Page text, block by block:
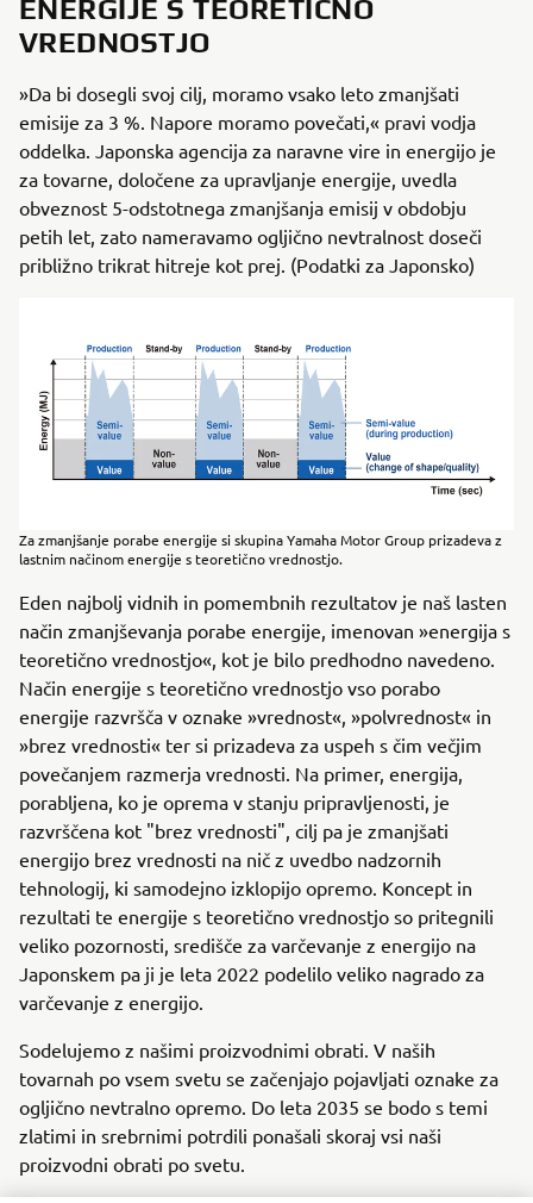
ENERGIJE S TEORETIČNO
VREDNOSTJO
»Da bi dosegli svoj cilj, moramo vsako leto zmanjšati
emisije za 3 %. Napore moramo povečati,« pravi vodja
oddelka. Japonska agencija za naravne vire in energijo je
za tovarne, določene za upravljanje energije, uvedla
obveznost 5-odstotnega zmanjšanja emisij v obdobju
petih let, zato nameravamo ogljično nevtralnost doseči
približno trikrat hitreje kot prej. (Podatki za Japonsko)
Za zmanjšanje porabe energije si skupina Yamaha Motor Group prizadeva z
lastnim načinom energije s teoretično vrednostjo.
Eden najbolj vidnih in pomembnih rezultatov je naš lasten
način zmanjševanja porabe energije, imenovan »energija s
teoretično vrednostjo«, kot je bilo predhodno navedeno.
Način energije s teoretično vrednostjo vso porabo
energije razvršča v oznake »vrednost«, »polvrednost« in
»brez vrednosti« ter si prizadeva za uspeh s čim večjim
povečanjem razmerja vrednosti. Na primer, energija,
porabljena, ko je oprema v stanju pripravljenosti, je
razvrščena kot "brez vrednosti", cilj pa je zmanjšati
energijo brez vrednosti na nič z uvedbo nadzornih
tehnologij, ki samodejno izklopijo opremo. Koncept in
rezultati te energije s teoretično vrednostjo so pritegnili
veliko pozornosti, središče za varčevanje z energijo na
Japonskem pa ji je leta 2022 podelilo veliko nagrado za
varčevanje z energijo.
Sodelujemo z našimi proizvodnimi obrati. V naših
tovarnah po vsem svetu se začenjajo pojavljati oznake za
ogljično nevtralno opremo. Do leta 2035 se bodo s temi
zlatimi in srebrnimi potrdili ponašali skoraj vsi naši
proizvodni obrati po svetu.